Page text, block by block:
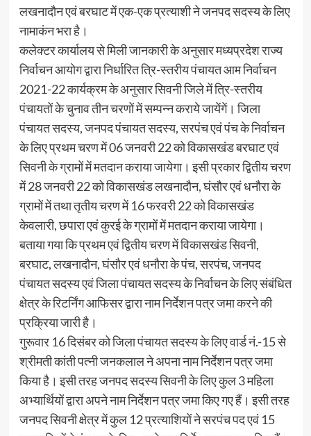
लखनादौन एवं बरघाट में एक-एक प्रत्याशी ने जनपद सदस्य के लिए
नामाकंन भरा है।
कलेक्टर कार्यालय से मिली जानकारी के अनुसार मध्यप्रदेश राज्य
निर्वाचन आयोग द्वारा निर्धारित त्रि-स्तरीय पंचायत आम निर्वाचन
2021-22 कार्यक्रम के अनुसार सिवनी जिले में त्रि-स्तरीय
पंचायतों के चुनाव तीन चरणों में सम्पन्न कराये जायेंगें। जिला
पंचायत सदस्य, जनपद पंचायत सदस्य, सरपंच एवं पंच के निर्वाचन
के लिए प्रथम चरण में 06 जनवरी 22 को विकासखंड बरघाट एवं
सिवनी के ग्रामों में मतदान कराया जायेगा। इसी प्रकार द्वितीय चरण
में 28 जनवरी 22 को विकासखंड लखनादौन, घंसौर एवं धनौरा के
ग्रामों में तथा तृतीय चरण में 16 फरवरी 22 को विकासखंड
केवलारी, छपारा एवं कुरई के ग्रामों में मतदान कराया जायेगा।
बताया गया कि प्रथम एवं द्वितीय चरण में विकासखंड सिवनी,
बरघाट, लखनादौन, घंसौर एवं धनौरा के पंच, सरपंच, जनपद
पंचायत सदस्य एवं जिला पंचायत सदस्य के निर्वाचन के लिए संबंधित
क्षेत्र के रिटर्निंग आफिसर द्वारा नाम निर्देशन पत्र जमा करने की
प्रक्रिया जारी है।
गुरूवार 16 दिसंबर को जिला पंचायत सदस्य के लिए वार्ड नं.-15 से
श्रीमती कांती पत्नी जनकलाल ने अपना नाम निर्देशन पत्र जमा
किया है। इसी तरह जनपद सदस्य सिवनी के लिए कुल 3 महिला
अभ्यार्थियों द्वारा अपने नाम निर्देशन पत्र जमा किए गए हैं। इसी तरह
जनपद सिवनी क्षेत्र में कुल 12 प्रत्याशियों ने सरपंच पद एवं 15